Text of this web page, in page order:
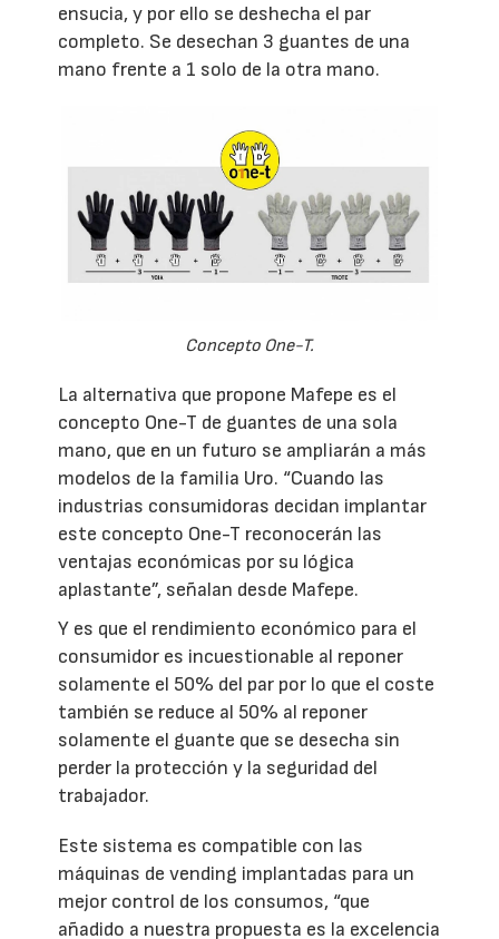
ensucia, y por ello se deshecha el par
completo. Se desechan 3 guantes de una
mano frente a 1 solo de la otra mano.
Concepto One-T.
La alternativa que propone Mafepe es el
concepto One-T de guantes de una sola
mano, que en un futuro se ampliarán a más
modelos de la familia Uro. “Cuando las
industrias consumidoras decidan implantar
este concepto One-T reconocerán las
ventajas económicas por su lógica
aplastante”, señalan desde Mafepe.
Y es que el rendimiento económico para el
consumidor es incuestionable al reponer
solamente el 50% del par por lo que el coste
también se reduce al 50% al reponer
solamente el guante que se desecha sin
perder la protección y la seguridad del
trabajador.
Este sistema es compatible con las
máquinas de vending implantadas para un
mejor control de los consumos, “que
añadido a nuestra propuesta es la excelencia